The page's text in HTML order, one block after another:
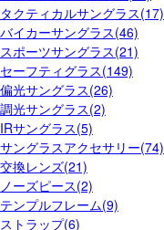
タクティカルサングラス(17)
バイカーサングラス(46)
スポーツサングラス(21)
セーフティグラス(149)
偏光サングラス(26)
調光サングラス(2)
IRサングラス(5)
サングラスアクセサリー(74)
交換レンズ(21)
ノーズピース(2)
テンプルフレーム(9)
ストラップ(6)